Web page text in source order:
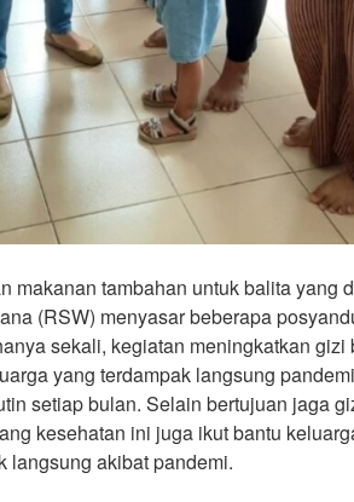
makanan tambahan untuk balita yang
(RSW) menyasar beberapa
sekali, kegiatan meningkatkan gizi
yang terdampak langsung
setiap bulan. Selain bertujuan jaga
kesehatan ini juga ikut bantu
langsung akibat pandemi.